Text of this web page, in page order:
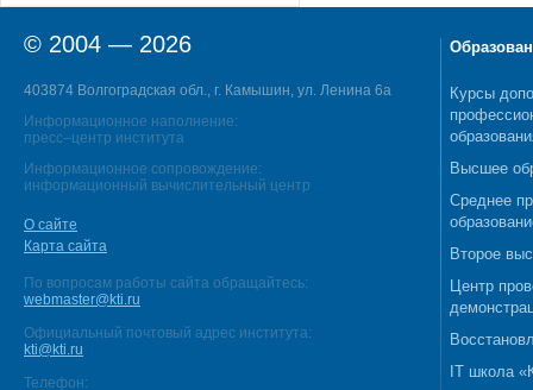
© 2004 — 2026
403874 Волгоградская обл., г. Камышин, ул. Ленина 6а
Информационное наполнение:
пресс–центр института
Информационное сопровождение:
информационный вычислительный центр
О сайте
Карта сайта
По вопросам работы сайта обращайтесь:
webmaster@kti.ru
Официальный почтовый адрес института:
kti@kti.ru
Телефон:
Курсы
Высшее
Среднее
Второе
Центр
IT школа